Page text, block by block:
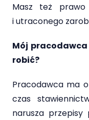
Masz też
i utraconego
Mój
robić?
Pracodawca ma
czas
narusza